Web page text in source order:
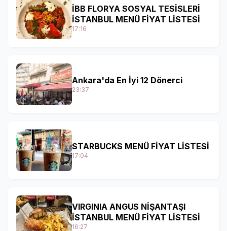
İBB FLORYA SOSYAL TESİSLERİ
İSTANBUL MENÜ FİYAT LİSTESİ
17:16
Ankara'da En İyi 12 Dönerci
23:37
STARBUCKS MENÜ FİYAT LİSTESİ
17:04
VIRGINIA ANGUS NİŞANTAŞI
İSTANBUL MENÜ FİYAT LİSTESİ
16:27